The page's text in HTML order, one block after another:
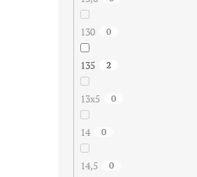
130 0
135 2
13x5 0
14 0
14,5 0